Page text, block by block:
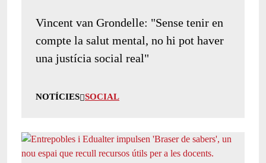
Vincent van Grondelle: "Sense tenir en
compte la salut mental, no hi pot haver
una justícia social real"
NOTÍCIES SOCIAL